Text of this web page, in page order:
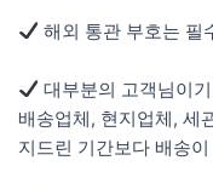
해외 통관 부호는 필
대부분의 고객님이
배송업체, 현지업체, 세
지드린 기간보다 배송